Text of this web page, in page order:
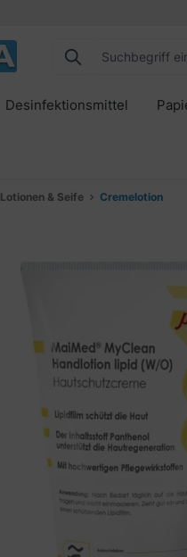
springen
Desinfektionsmittel
Lotionen & Seife Cremelotion